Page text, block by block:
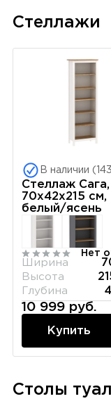
Стеллажи
В наличии
Стеллаж Сага,
70х42х215 см,
белый/ясень
Ширина
Высота
Глубина
10 999 руб.
Купить
Столы